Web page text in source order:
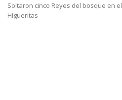
Soltaron cinco Reyes del bosque en
Higueritas